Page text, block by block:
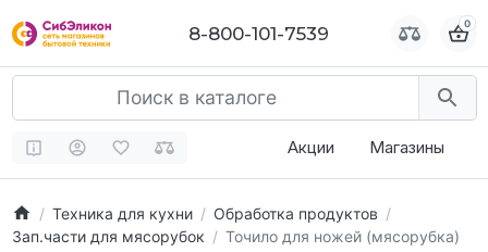
8-800-101-7539 0
Акции Магазины
Техника для кухни
Обработка продуктов
Зап.части для мясорубок
Точило для ножей (мясорубка)
8-800-101-7539 0